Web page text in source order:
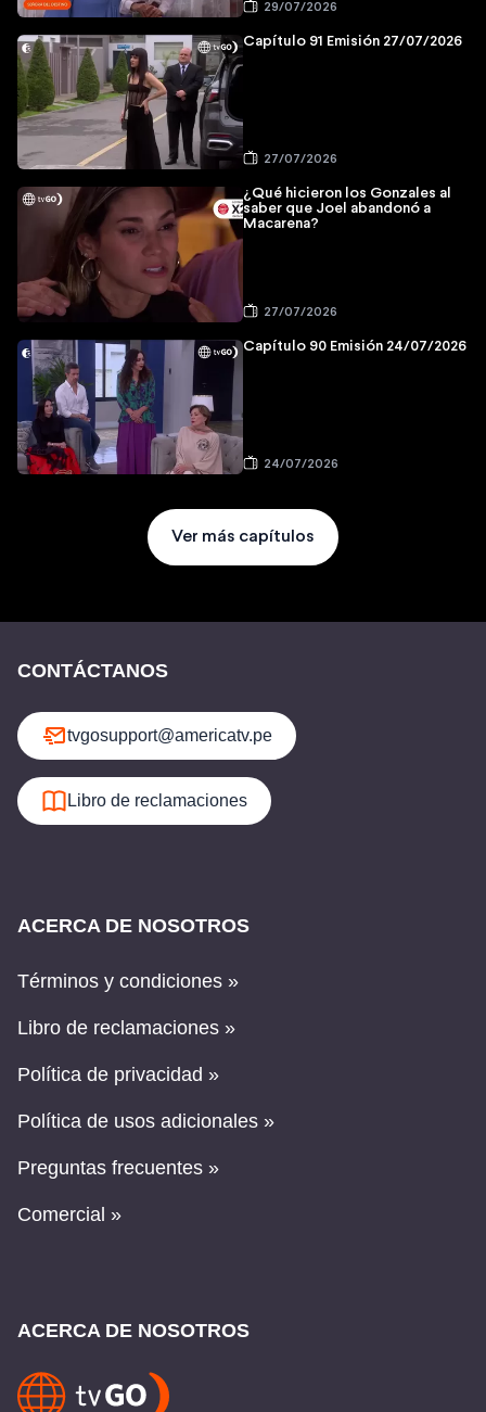
29/07/2026
Capítulo 91 Emisión 27/07/2026
27/07/2026
¿Qué hicieron los Gonzales al
saber que Joel abandonó a
Macarena?
27/07/2026
Capítulo 90 Emisión 24/07/2026
24/07/2026
Ver más capítulos
CONTÁCTANOS
tvgosupport@americatv.pe
Libro de reclamaciones
ACERCA DE NOSOTROS
Términos y condiciones »
Libro de reclamaciones »
Política de privacidad »
Política de usos adicionales »
Preguntas frecuentes »
Comercial »
ACERCA DE NOSOTROS